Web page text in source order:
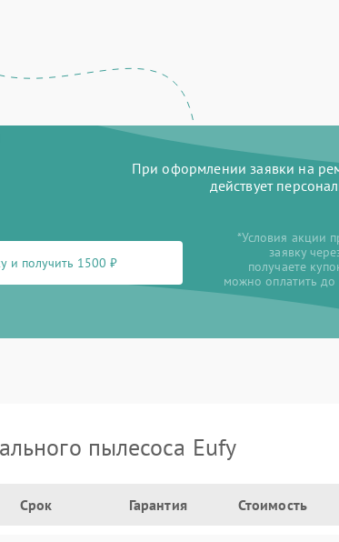
При оформлении заявки на
действует
и получить 1500 ₽
*Условия акции
заявку
получаете
можно оплатить
пылесоса Eufy
Срок Гарантия Стоимость